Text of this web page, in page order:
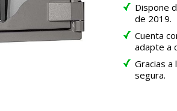
Dispone
de 2019.
Cuenta
adapte a
Gracias
segura.